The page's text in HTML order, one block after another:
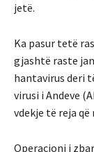
jetë.
Ka pasur tetë
gjashtë raste
hantavirus deri
virusi i Andeve
vdekje të reja që
Operacioni i